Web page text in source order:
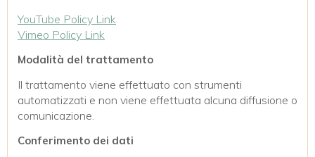
YouTube Policy Link
Vimeo Policy Link
Modalità del trattamento
Il trattamento viene effettuato con strumenti
automatizzati e non viene effettuata alcuna diffusione o
comunicazione.
Conferimento dei dati